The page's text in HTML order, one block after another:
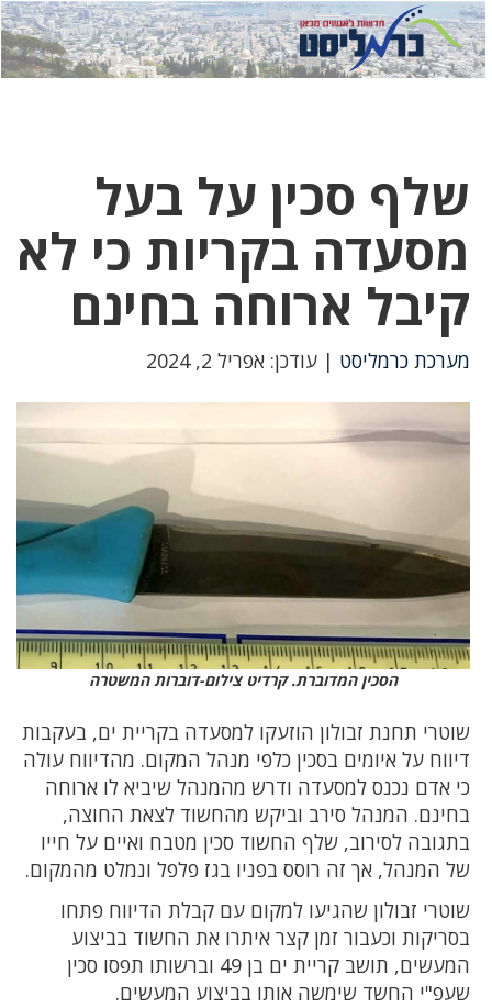
לחץ
כאן
לחץ
כדי
שלף סכין על בעל
מסעדה בקריות כי לא
קיבל ארוחה בחינם
מערכת כרמליסט | עודכן: אפריל 2, 2024
הסכין המדוברת. קרדיט צילום-דוברות המשטרה
שוטרי תחנת זבולון הוזעקו למסעדה בקריית ים, בעקבות
דיווח על איומים בסכין כלפי מנהל המקום. מהדיווח עולה
כי אדם נכנס למסעדה ודרש מהמנהל שיביא לו ארוחה
בחינם. המנהל סירב וביקש מהחשוד לצאת החוצה,
בתגובה לסירוב, שלף החשוד סכין מטבח ואיים על חייו
של המנהל, אך זה רוסס בפניו בגז פלפל ונמלט מהמקום.
שוטרי זבולון שהגיעו למקום עם קבלת הדיווח פתחו
בסריקות וכעבור זמן קצר איתרו את החשוד בביצוע
המעשים, תושב קריית ים בן 49 וברשותו תפסו סכין
שעפ"י החשד שימשה אותו בביצוע המעשים.